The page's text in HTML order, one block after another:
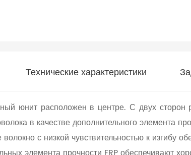
Технические характеристики
юнит расположен в центре. С двух
в качестве дополнительного элемента
с низкой чувствительностью к изгибу